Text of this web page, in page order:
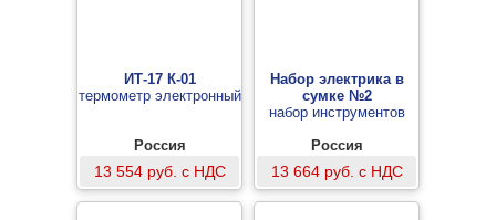
ИТ-17 К-01
термометр электронный
Россия
13 554 руб. с НДС
Набор электрика в
сумке №2
набор инструментов
Россия
13 664 руб. с НДС